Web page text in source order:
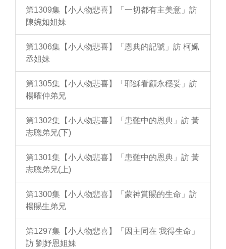
第1309集【小人物悲喜】「一切都有主美意」訪
陳婉如姐妹
第1306集【小人物悲喜】「恩典的記號」訪 柯姵
丞姐妹
第1305集【小人物悲喜】「耶穌看顧永穩妥」訪
楊曜仲弟兄
第1302集【小人物悲喜】「患難中的恩典」訪 黃
志聰弟兄(下)
第1301集【小人物悲喜】「患難中的恩典」訪 黃
志聰弟兄(上)
第1300集【小人物悲喜】「蒙神賞賜的生命」訪
楊賜生弟兄
第1297集【小人物悲喜】「因主同在 我得生命」
訪 劉妤恩姐妹